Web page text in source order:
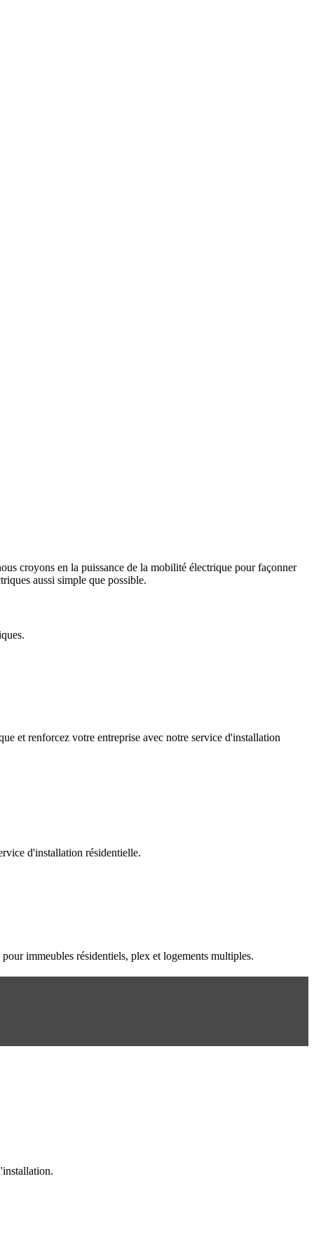
croyons en la puissance de la mobilité électrique pour façonner
aussi simple que possible.
et renforcez votre entreprise avec notre service d'installation
d'installation résidentielle.
immeubles résidentiels, plex et logements multiples.